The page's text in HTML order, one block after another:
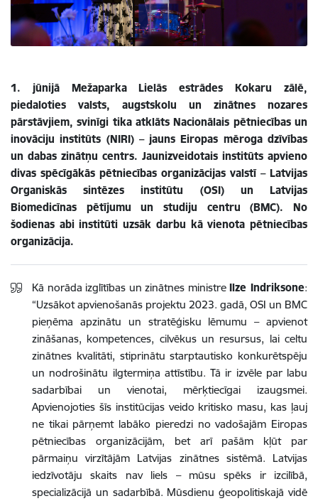
1. jūnijā Mežaparka Lielās estrādes Kokaru zālē,
piedaloties valsts, augstskolu un zinātnes nozares
pārstāvjiem, svinīgi tika atklāts Nacionālais pētniecības un
inovāciju institūts (NIRI) – jauns Eiropas mēroga dzīvības
un dabas zinātņu centrs. Jaunizveidotais institūts apvieno
divas spēcīgākās pētniecības organizācijas valstī – Latvijas
Organiskās sintēzes institūtu (OSI) un Latvijas
Biomedicīnas pētījumu un studiju centru (BMC). No
šodienas abi institūti uzsāk darbu kā vienota pētniecības
organizācija.
Kā norāda izglītības un zinātnes ministreIlze Indriksone:
“Uzsākot apvienošanās projektu 2023. gadā, OSI un BMC
pieņēma apzinātu un stratēģisku lēmumu – apvienot
zināšanas, kompetences, cilvēkus un resursus, lai celtu
zinātnes kvalitāti, stiprinātu starptautisko konkurētspēju
un nodrošinātu ilgtermiņa attīstību. Tā ir izvēle par labu
sadarbībai un vienotai, mērķtiecīgai izaugsmei.
Apvienojoties šīs institūcijas veido kritisko masu, kas ļauj
ne tikai pārņemt labāko pieredzi no vadošajām Eiropas
pētniecības organizācijām, bet arī pašām kļūt par
pārmaiņu virzītājām Latvijas zinātnes sistēmā. Latvijas
iedzīvotāju skaits nav liels – mūsu spēks ir izcilībā,
specializācijā un sadarbībā. Mūsdienu ģeopolitiskajā vidē